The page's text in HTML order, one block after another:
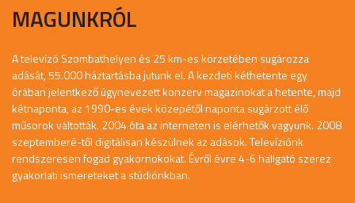
MAGUNKRÓL
A televízó Szombathelyen és 25 km-es körzetében sugározza
adását, 55.000 háztartásba jutunk el. A kezdeti kéthetente egy
órában jelentkező úgynevezett konzerv magazinokat a hetente, majd
kétnaponta, az 1990-es évek közepétől naponta sugárzott élő
műsorok váltották. 2004 óta az interneten is elérhetők vagyunk. 2008
szeptemberé-től digitálisan készülnek az adások. Televíziónk
rendszeresen fogad gyakornokokat. Évről évre 4-6 hallgató szerez
gyakorlati ismereteket a stúdiónkban.